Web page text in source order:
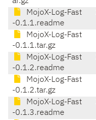
MojoX-Log-Fast
-0.1.1.readme
MojoX-Log-Fast
-0.1.1.tar.gz
MojoX-Log-Fast
-0.1.2.readme
MojoX-Log-Fast
-0.1.2.tar.gz
MojoX-Log-Fast
-0.1.3.readme